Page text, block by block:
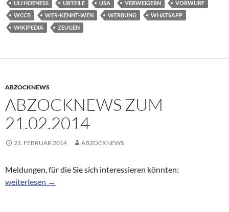
ULI HOENESS
URTEILE USA VERWEIGERN
VORWURF
WCCB
WER-KENNT-WEN WERBUNG
WHATSAPP
WIKIPEDIA
ZEUGEN
ABZOCKNEWS
ABZOCKNEWS ZUM
21.02.2014
21. FEBRUAR 2014 ABZOCKNEWS
Meldungen, für die Sie sich interessieren könnten:
Abzocknews zum 21.02.2014
weiterlesen →